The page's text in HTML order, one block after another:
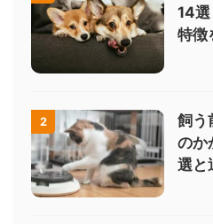
14選
特徴
2
飼う
のか
選と